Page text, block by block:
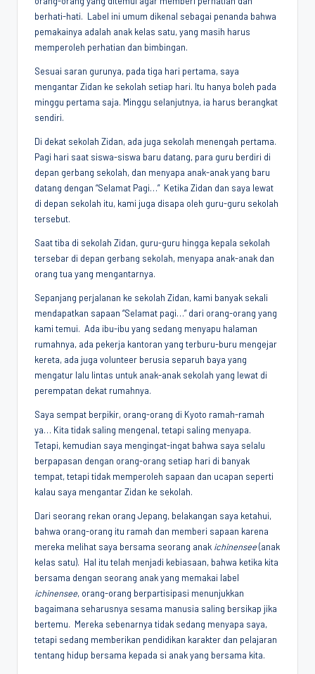
berhati-hati. Label ini umum dikenal sebagai penanda bahwa
pemakainya adalah anak kelas satu, yang masih harus
memperoleh perhatian dan bimbingan.
Sesuai saran gurunya, pada tiga hari pertama, saya
mengantar Zidan ke sekolah setiap hari. Itu hanya boleh pada
minggu pertama saja. Minggu selanjutnya, ia harus berangkat
sendiri.
Di dekat sekolah Zidan, ada juga sekolah menengah pertama.
Pagi hari saat siswa-siswa baru datang, para guru berdiri di
depan gerbang sekolah, dan menyapa anak-anak yang baru
datang dengan “Selamat Pagi…” Ketika Zidan dan saya lewat
di depan sekolah itu, kami juga disapa oleh guru-guru sekolah
tersebut.
Saat tiba di sekolah Zidan, guru-guru hingga kepala sekolah
tersebar di depan gerbang sekolah, menyapa anak-anak dan
orang tua yang mengantarnya.
Sepanjang perjalanan ke sekolah Zidan, kami banyak sekali
mendapatkan sapaan “Selamat pagi…” dari orang-orang yang
kami temui. Ada ibu-ibu yang sedang menyapu halaman
rumahnya, ada pekerja kantoran yang terburu-buru mengejar
kereta, ada juga volunteer berusia separuh baya yang
mengatur lalu lintas untuk anak-anak sekolah yang lewat di
perempatan dekat rumahnya.
Saya sempat berpikir, orang-orang di Kyoto ramah-ramah
ya… Kita tidak saling mengenal, tetapi saling menyapa.
Tetapi, kemudian saya mengingat-ingat bahwa saya selalu
berpapasan dengan orang-orang setiap hari di banyak
tempat, tetapi tidak memperoleh sapaan dan ucapan seperti
kalau saya mengantar Zidan ke sekolah.
Dari seorang rekan orang Jepang, belakangan saya ketahui,
bahwa orang-orang itu ramah dan memberi sapaan karena
mereka melihat saya bersama seorang anak ichinensee(anak
kelas satu). Hal itu telah menjadi kebiasaan, bahwa ketika kita
bersama dengan seorang anak yang memakai label
ichinensee, orang-orang berpartisipasi menunjukkan
bagaimana seharusnya sesama manusia saling bersikap jika
bertemu. Mereka sebenarnya tidak sedang menyapa saya,
tetapi sedang memberikan pendidikan karakter dan pelajaran
tentang hidup bersama kepada si anak yang bersama kita.